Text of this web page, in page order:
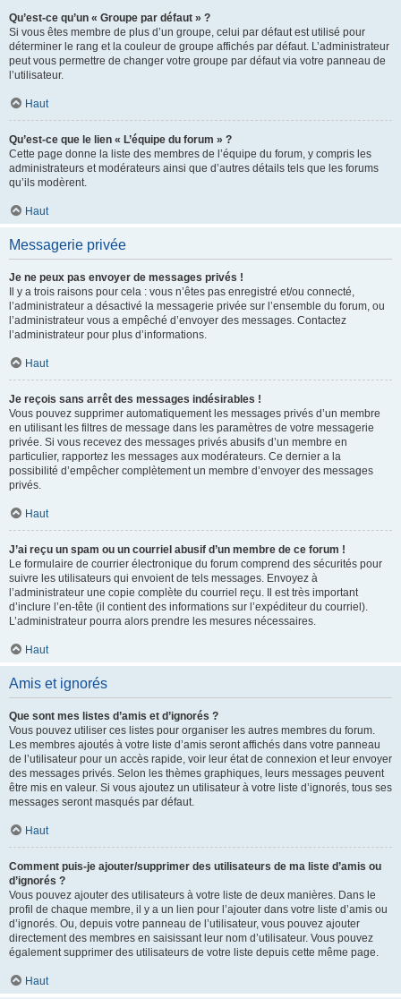
Qu’est-ce qu’un « Groupe par défaut » ?
Si vous êtes membre de plus d’un groupe, celui par défaut est utilisé pour
déterminer le rang et la couleur de groupe affichés par défaut. L’administrateur
peut vous permettre de changer votre groupe par défaut via votre panneau de
l’utilisateur.
Haut
Qu’est-ce que le lien « L’équipe du forum » ?
Cette page donne la liste des membres de l’équipe du forum, y compris les
administrateurs et modérateurs ainsi que d’autres détails tels que les forums
qu’ils modèrent.
Haut
Messagerie privée
Je ne peux pas envoyer de messages privés !
Il y a trois raisons pour cela : vous n’êtes pas enregistré et/ou connecté,
l’administrateur a désactivé la messagerie privée sur l’ensemble du forum, ou
l’administrateur vous a empêché d’envoyer des messages. Contactez
l’administrateur pour plus d’informations.
Haut
Je reçois sans arrêt des messages indésirables !
Vous pouvez supprimer automatiquement les messages privés d’un membre
en utilisant les filtres de message dans les paramètres de votre messagerie
privée. Si vous recevez des messages privés abusifs d’un membre en
particulier, rapportez les messages aux modérateurs. Ce dernier a la
possibilité d’empêcher complètement un membre d’envoyer des messages
privés.
Haut
J’ai reçu un spam ou un courriel abusif d’un membre de ce forum !
Le formulaire de courrier électronique du forum comprend des sécurités pour
suivre les utilisateurs qui envoient de tels messages. Envoyez à
l’administrateur une copie complète du courriel reçu. Il est très important
d’inclure l’en-tête (il contient des informations sur l’expéditeur du courriel).
L’administrateur pourra alors prendre les mesures nécessaires.
Haut
Amis et ignorés
Que sont mes listes d’amis et d’ignorés ?
Vous pouvez utiliser ces listes pour organiser les autres membres du forum.
Les membres ajoutés à votre liste d’amis seront affichés dans votre panneau
de l’utilisateur pour un accès rapide, voir leur état de connexion et leur envoyer
des messages privés. Selon les thèmes graphiques, leurs messages peuvent
être mis en valeur. Si vous ajoutez un utilisateur à votre liste d’ignorés, tous ses
messages seront masqués par défaut.
Haut
Comment puis-je ajouter/supprimer des utilisateurs de ma liste d’amis ou
d’ignorés ?
Vous pouvez ajouter des utilisateurs à votre liste de deux manières. Dans le
profil de chaque membre, il y a un lien pour l’ajouter dans votre liste d’amis ou
d’ignorés. Ou, depuis votre panneau de l’utilisateur, vous pouvez ajouter
directement des membres en saisissant leur nom d’utilisateur. Vous pouvez
également supprimer des utilisateurs de votre liste depuis cette même page.
Haut